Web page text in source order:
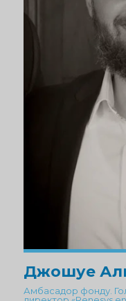
Джошуе
Амбасадор фонду.